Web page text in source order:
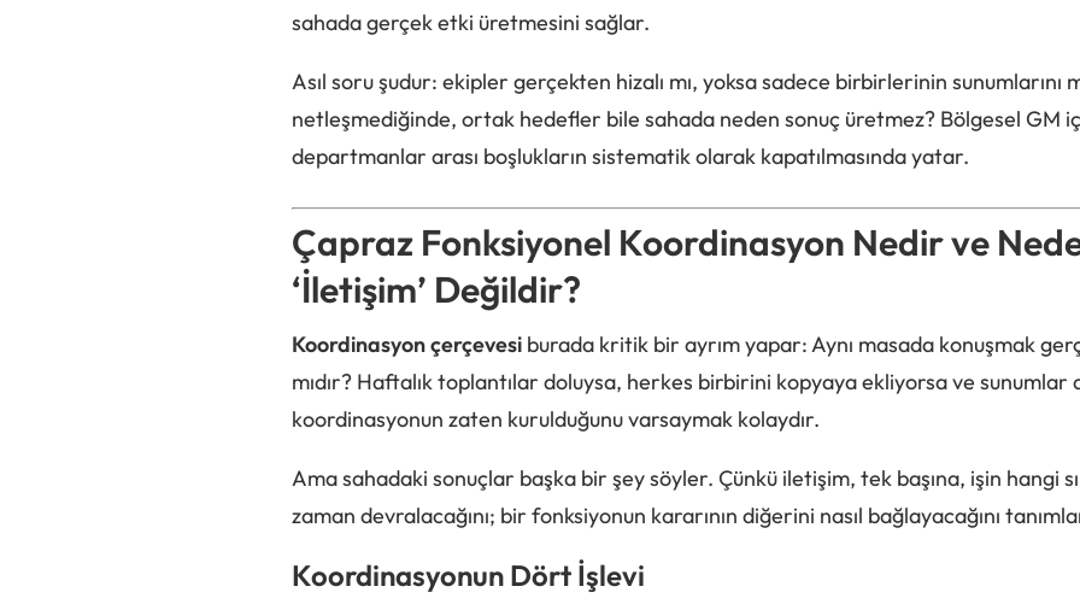
sahada gerçek etki üretmesini sağlar.
Asıl soru şudur: ekipler gerçekten hizalı mı, yoksa sadece birbirlerinin sunumlarını
netleşmediğinde, ortak hedefler bile sahada neden sonuç üretmez? Bölgesel GM
departmanlar arası boşlukların sistematik olarak kapatılmasında yatar.
Çapraz Fonksiyonel Koordinasyon Nedir ve
‘İletişim’ Değildir?
Koordinasyon çerçevesi burada kritik bir ayrım yapar: Aynı masada konuşmak
mıdır? Haftalık toplantılar doluysa, herkes birbirini kopyaya ekliyorsa ve sunumlar
koordinasyonun zaten kurulduğunu varsaymak kolaydır.
Ama sahadaki sonuçlar başka bir şey söyler. Çünkü iletişim, tek başına, işin hangi
zaman devralacağını; bir fonksiyonun kararının diğerini nasıl bağlayacağını
Koordinasyonun Dört İşlevi